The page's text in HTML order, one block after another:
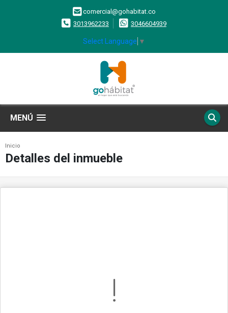
comercial@gohabitat.co
3013962233
3046604939
Select Language ▼
MENÚ
Inicio
Detalles del inmueble